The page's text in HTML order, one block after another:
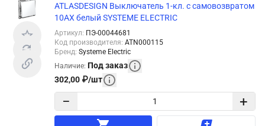
ATLASDESIGN Выключатель 1-кл. с самовозвратом
10АХ белый SYSTEME ELECTRIC
Артикул: ПЭ-00044681
Код производителя: ATN000115
Бренд: Systeme Electric
Наличие: Под заказ
302,00 ₽/шт
− +